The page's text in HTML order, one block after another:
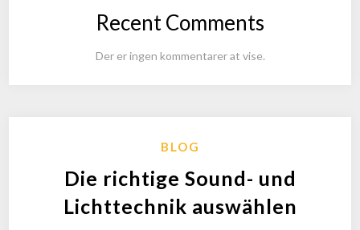
Recent Comments
Der er ingen kommentarer at vise.
BLOG
Die richtige Sound- und
Lichttechnik auswählen